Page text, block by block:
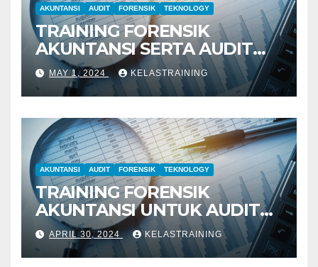
AKUNTANSI AUDIT FORENSIK TEKNOLOGY
TRAINING FORENSIK
AKUNTANSI SERTA AUDIT
PENYELIDIKAN
MAY 1, 2024 KELASTRAINING
AKUNTANSI AUDIT FORENSIK TEKNOLOGY
TRAINING FORENSIK
AKUNTANSI UNTUK AUDIT
INVESTIGATIF
APRIL 30, 2024 KELASTRAINING